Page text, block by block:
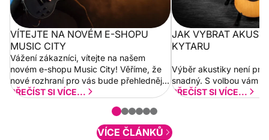
VÍTEJTE NA NOVÉM E-SHOPU
MUSIC CITY
Vážení zákazníci, vítejte na našem
novém e-shopu Music City! Věříme, že
nové rozhraní pro vás bude přehlednější
a rychlejší. Postupně budeme přidávat
PŘEČÍST SI VÍCE...
JAK VYBRAT
KYTARU
Výběr akustiky není pro
snadný. S volbou vám
PŘEČÍST SI VÍCE...
VÍCE ČLÁNKŮ